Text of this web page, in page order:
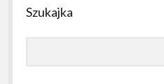
Szukajka